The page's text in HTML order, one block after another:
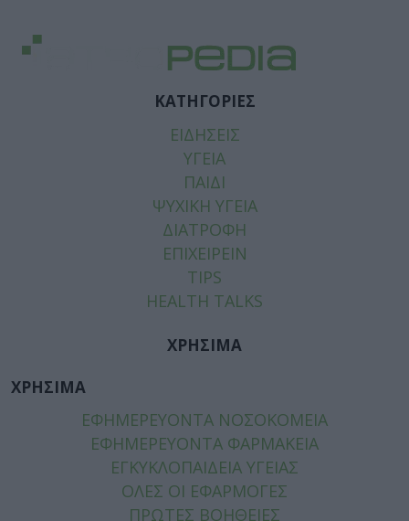
ΚΑΤΗΓΟΡΙΕΣ
ΕΙΔΗΣΕΙΣ
ΥΓΕΙΑ
ΠΑΙΔΙ
ΨΥΧΙΚΗ ΥΓΕΙΑ
ΔΙΑΤΡΟΦΗ
ΕΠΙΧΕΙΡΕΙΝ
TIPS
HEALTH TALKS
ΧΡΗΣΙΜΑ
ΧΡΗΣΙΜΑ
ΕΦΗΜΕΡΕΥΟΝΤΑ ΝΟΣΟΚΟΜΕΙΑ
ΕΦΗΜΕΡΕΥΟΝΤΑ ΦΑΡΜΑΚΕΙΑ
ΕΓΚΥΚΛΟΠΑΙΔΕΙΑ ΥΓΕΙΑΣ
ΟΛΕΣ ΟΙ ΕΦΑΡΜΟΓΕΣ
ΠΡΩΤΕΣ ΒΟΗΘΕΙΕΣ